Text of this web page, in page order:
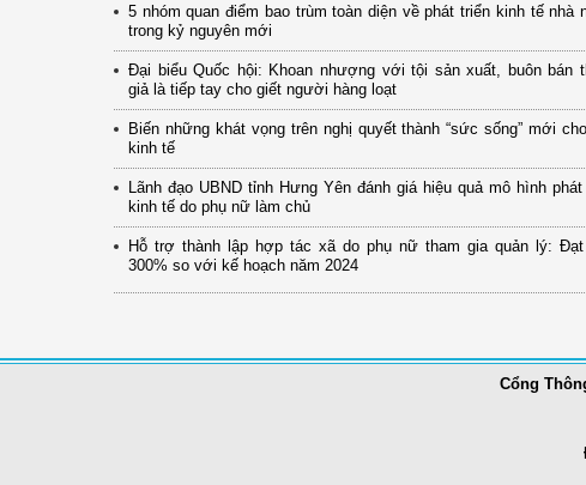
5 nhóm quan điểm bao trùm toàn diện về phát triển kinh tế nhà
trong kỷ nguyên mới
Đại biểu Quốc hội: Khoan nhượng với tội sản xuất, buôn bán
giả là tiếp tay cho giết người hàng loạt
Biến những khát vọng trên nghị quyết thành “sức sống” mới
kinh tế
Lãnh đạo UBND tỉnh Hưng Yên đánh giá hiệu quả mô hình phát
kinh tế do phụ nữ làm chủ
Hỗ trợ thành lập hợp tác xã do phụ nữ tham gia quản lý:
300% so với kế hoạch năm 2024
Cổng